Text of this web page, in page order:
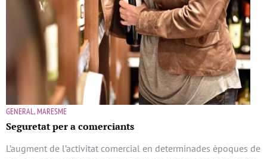
GENERAL, MARESME
Seguretat per a comerciants
L’augment de l’activitat comercial en determinades èpoques de